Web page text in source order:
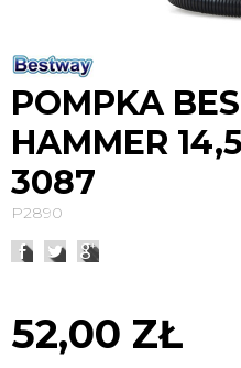
POMPKA
HAMMER
3087
P2890
52,00 ZŁ